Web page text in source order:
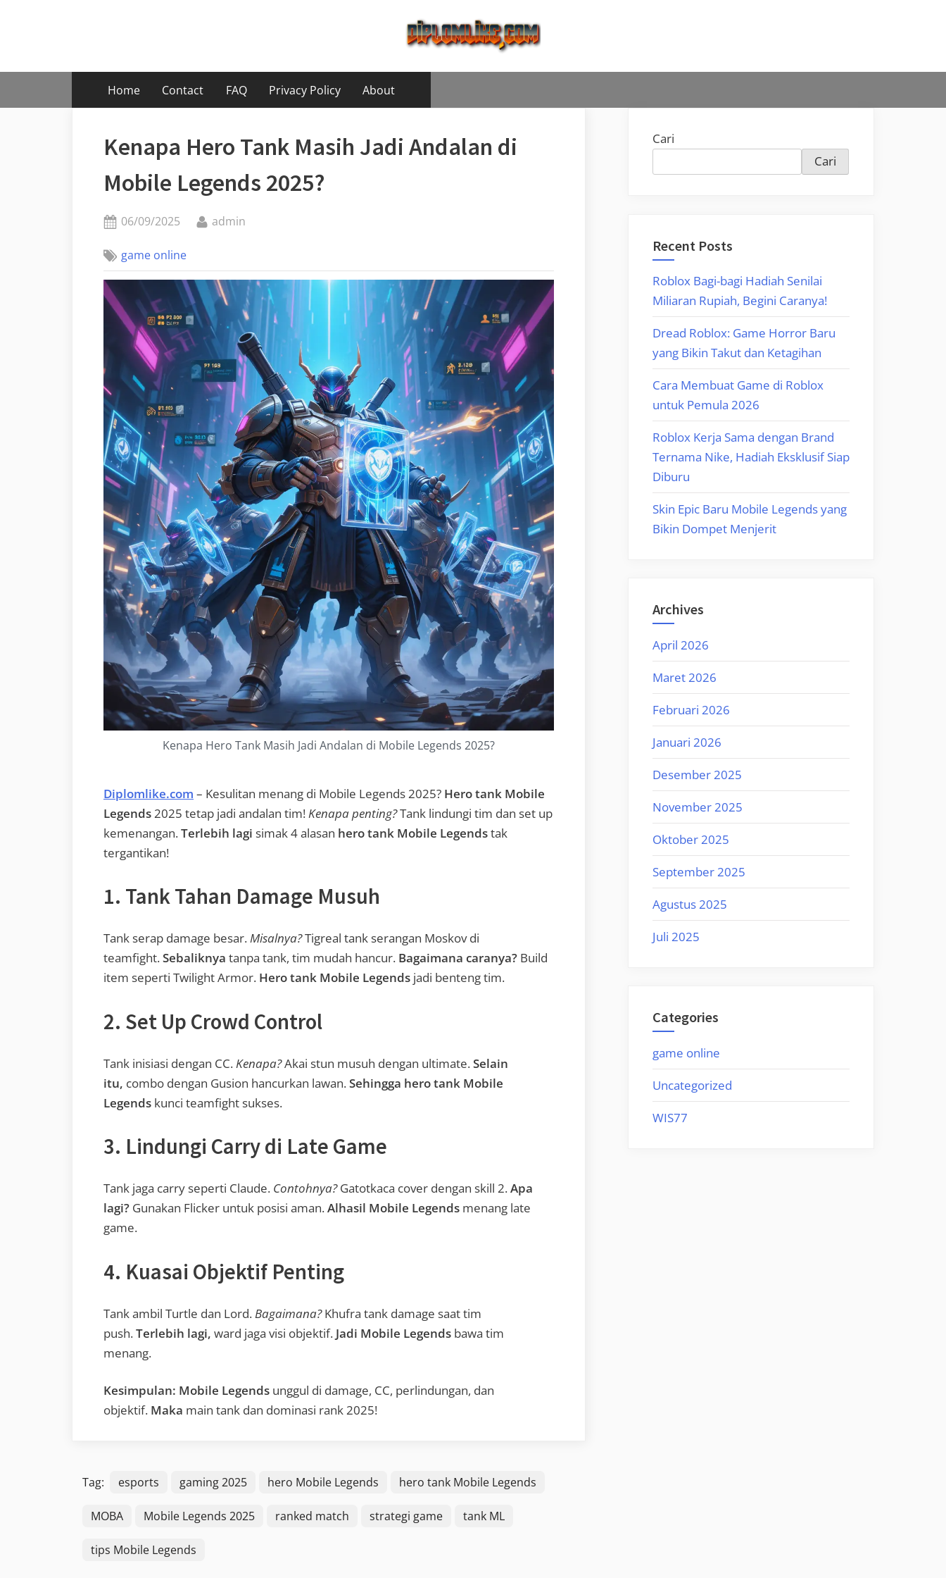
Home Contact FAQ Privacy Policy About
Kenapa Hero Tank Masih Jadi Andalan di
Mobile Legends 2025?
Posted
06/09/2025 By
admin
game online
Kenapa Hero Tank Masih Jadi Andalan di Mobile Legends 2025?
Diplomlike.com – Kesulitan menang di Mobile Legends 2025? Hero tank Mobile
Legends2025 tetap jadi andalan tim!Kenapa penting?Tank lindungi tim dan set up
kemenangan.Terlebih lagi simak 4 alasan hero tank Mobile Legendstak
tergantikan!
1. Tank Tahan Damage Musuh
Tank serap damage besar.Misalnya?Tigreal tank serangan Moskov di
teamfight.Sebaliknya tanpa tank, tim mudah hancur. Bagaimana caranya? Build
item seperti Twilight Armor. Hero tank Mobile Legends jadi benteng tim.
2. Set Up Crowd Control
Tank inisiasi dengan CC.Kenapa?Akai stun musuh dengan ultimate.Selain
itu, combo dengan Gusion hancurkan lawan.Sehingga hero tank Mobile
Legends kunci teamfight sukses.
3. Lindungi Carry di Late Game
Tank jaga carry seperti Claude. Contohnya?Gatotkaca cover dengan skill 2.Apa
lagi? Gunakan Flicker untuk posisi aman.Alhasil Mobile Legends menang late
game.
4. Kuasai Objektif Penting
Tank ambil Turtle dan Lord.Bagaimana?Khufra tank damage saat tim
push.Terlebih lagi, ward jaga visi objektif. Jadi Mobile Legends bawa tim
menang.
Kesimpulan: Mobile Legends unggul di damage, CC, perlindungan, dan
objektif. Maka main tank dan dominasi rank 2025!
Tag: esports gaming 2025 hero Mobile Legends hero tank Mobile Legends
MOBA Mobile Legends 2025 ranked match strategi game tank ML
tips Mobile Legends
Cari
Cari
Recent Posts
Roblox Bagi-bagi Hadiah Senilai
Miliaran Rupiah, Begini Caranya!
Dread Roblox: Game Horror Baru
yang Bikin Takut dan Ketagihan
Cara Membuat Game di Roblox
untuk Pemula 2026
Roblox Kerja Sama dengan Brand
Ternama Nike, Hadiah Eksklusif Siap
Diburu
Skin Epic Baru Mobile Legends yang
Bikin Dompet Menjerit
Archives
April 2026
Maret 2026
Februari 2026
Januari 2026
Desember 2025
November 2025
Oktober 2025
September 2025
Agustus 2025
Juli 2025
Categories
game online
Uncategorized
WIS77